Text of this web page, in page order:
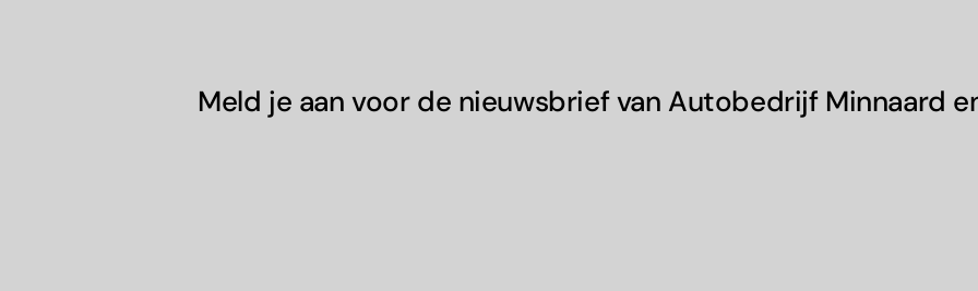
Meld je aan voor de nieuwsbrief van Autobedrijf Minnaard